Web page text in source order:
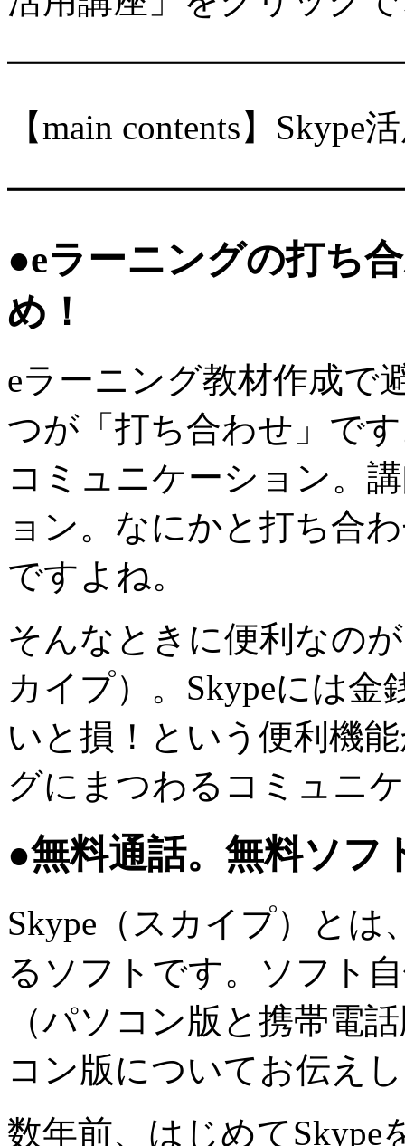
【main contents】Skype
●eラーニングの打ち
め！
eラーニング教材作成で
つが「打ち合わせ」で
コミュニケーション。
ョン。なにかと打ち合
ですよね。
そんなときに便利なの
カイプ）。Skypeには
いと損！という便利機
グにまつわるコミュニ
●無料通話。無料ソフ
Skype（スカイプ）と
るソフトです。ソフト
（パソコン版と携帯電
コン版についてお伝え
数年前、はじめて